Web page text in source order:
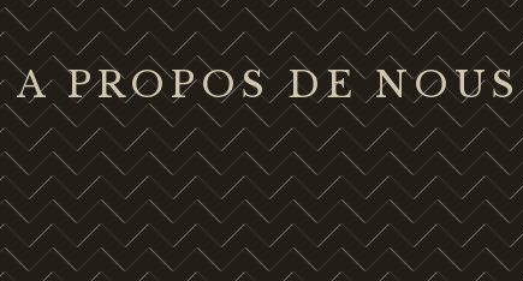
A PROPOS DE NOUS